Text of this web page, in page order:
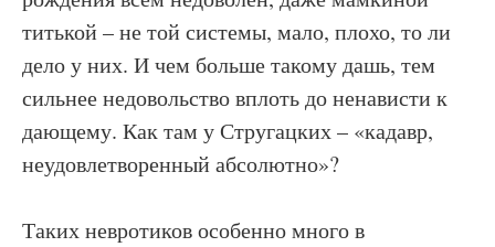
титькой – не той системы, мало, плохо, то ли
дело у них. И чем больше такому дашь, тем
сильнее недовольство вплоть до ненависти к
дающему. Как там у Стругацких – «кадавр,
неудовлетворенный абсолютно»?
Таких невротиков особенно много в